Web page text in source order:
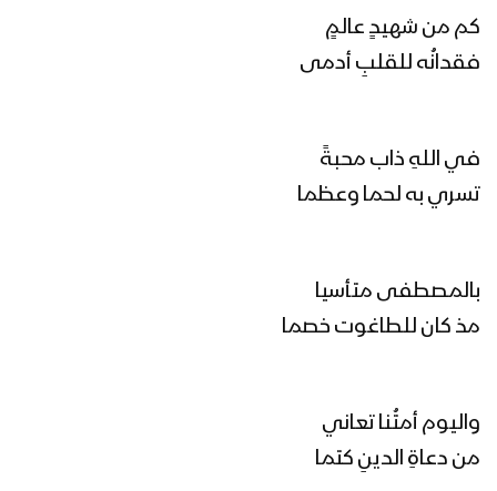
رأس الحربة | فرقة أنصار الله بمشاركة كوكبة
الكيان المتهاوي | عبدالسلام القحوم –
عيسى الليث – طه الشرقبي – حسين الطير
كم من شهيدٍ عالمٍ
فقدانُه للقلبِ أدمى
في اللهِ ذاب محبةً
تسري به لحما وعظما
بالمصطفى متأسيا
مذ كان للطاغوت خصما
واليوم أمتُنا تعاني
من دعاةِ الدينِ كتما